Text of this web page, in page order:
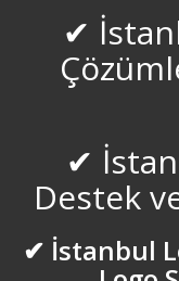
✔
✔
Destek
✔ İstanbul